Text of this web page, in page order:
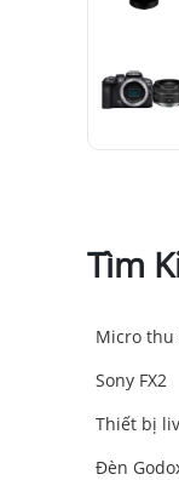
Tìm
Micro thu
Sony FX2
Thiết bị
Đèn